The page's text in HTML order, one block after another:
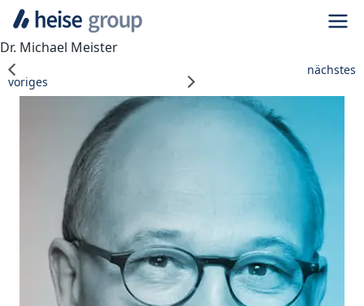
Dr. Michael Meister
voriges
nächstes